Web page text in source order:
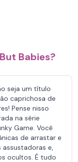
Babies?
seja um título
caprichosa de
Pense nisso
na série
Game. Você
de arrastar e
e,
ocultos. É tudo